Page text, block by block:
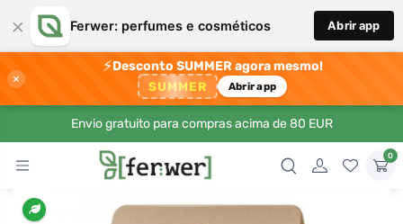
× Ferwer: perfumes e cosméticos Abrir app
×
⚡Desconto SUMMER agora mesmo!
SUMMER Abrir app
Envio gratuito para compras acima de 80 EUR
0